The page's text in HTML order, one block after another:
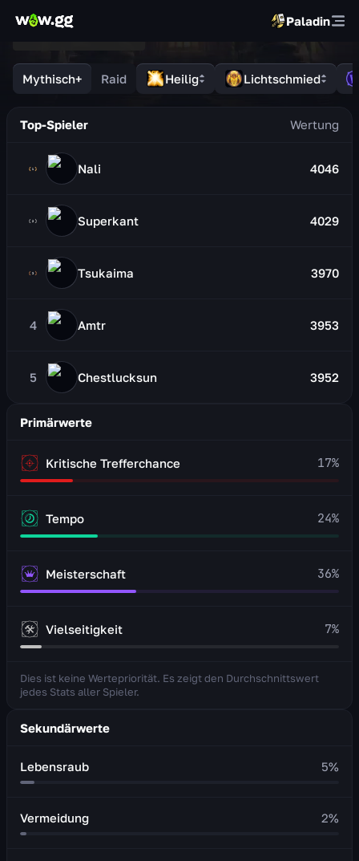
Paladin
Mythisch+ Raid Heilig Lichtschmied
Top-Spieler
Nali 4046
Superkant 4029
Tsukaima 3970
4 Amtr 3953
5 Chestlucksun 3952
Primärwerte
Kritische Trefferchance 17%
Tempo 24%
Meisterschaft 36%
Vielseitigkeit 7%
Dies ist keine Wertepriorität. Es zeigt den Durchschnittswert
jedes Stats aller Spieler.
Sekundärwerte
Lebensraub 5%
Vermeidung 2%